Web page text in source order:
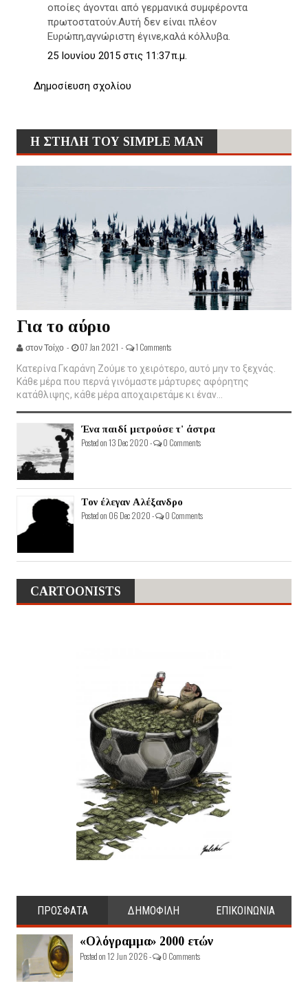
οποίες άγονται από γερμανικά συμφέροντα
πρωτοστατούν.Αυτή δεν είναι πλέον
Ευρώπη,αγνώριστη έγινε,καλά κόλλυβα.
25 Ιουνίου 2015 στις 11:37 π.μ.
Δημοσίευση σχολίου
Η ΣΤΗΛΗ ΤΟΥ SIMPLE MAN
Για το αύριο
στον Τοίχο - 07 Jan 2021 - 1 Comments
Κατερίνα Γκαράνη Ζούμε το χειρότερο, αυτό μην το ξεχνάς.
Κάθε μέρα που περνά γινόμαστε μάρτυρες αφόρητης
κατάθλιψης, κάθε μέρα αποχαιρετάμε κι έναν...
Ένα παιδί μετρούσε τ' άστρα
Posted on 13 Dec 2020 - 0 Comments
Τον έλεγαν Αλέξανδρο
Posted on 06 Dec 2020 - 0 Comments
CARTOONISTS
ΠΡΟΣΦΑΤΑ ΔΗΜΟΦΙΛΗ ΕΠΙΚΟΙΝΩΝΙΑ
«Ολόγραμμα» 2000 ετών
Posted on 12 Jun 2026 - 0 Comments